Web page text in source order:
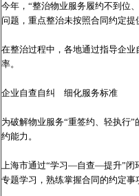
今年，“整治物业服务履约不到位
问题，重点整治未按照合同约定
在整治过程中，各地通过指导企
率。
企业自查自纠 细化服务标准
为破解物业服务“重签约、轻执行
约能力。
上海市通过“学习—自查—提升”闭
专题学习，熟练掌握合同的约定事